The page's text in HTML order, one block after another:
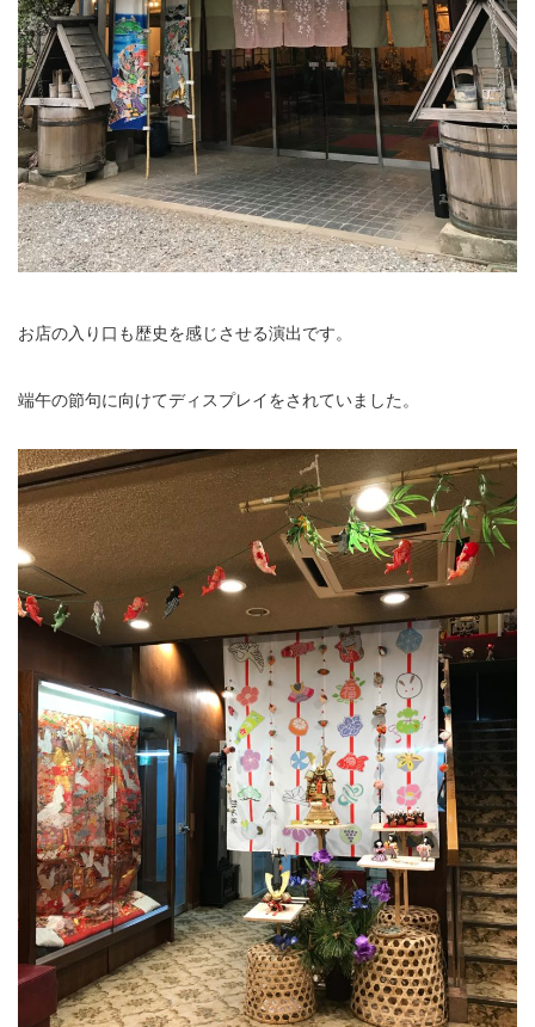
お店の入り口も歴史を感じさせる演出です。
端午の節句に向けてディスプレイをされていました。